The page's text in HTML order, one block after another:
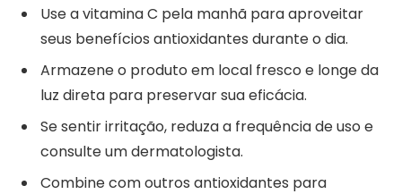
Use a vitamina C pela manhã para aproveitar
seus benefícios antioxidantes durante o dia.
Armazene o produto em local fresco e longe da
luz direta para preservar sua eficácia.
Se sentir irritação, reduza a frequência de uso e
consulte um dermatologista.
Combine com outros antioxidantes para